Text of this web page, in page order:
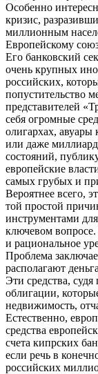
Особенно
кризис,
миллионным
Европейскому
Его банковский
очень крупных
российских,
попустительство
представителей
себя огромные
олигархах, авуары
или даже
состояний,
европейские
самых грубых и
Вероятнее всего,
той простой
инструментами
ключевом
и рациональное
Проблема
располагают
Эти средства,
облигации,
недвижимость,
Естественно,
средства
счета кипрских
если речь в
российских